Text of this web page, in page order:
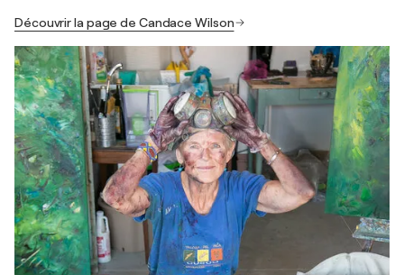
Découvrir la page de Candace Wilson